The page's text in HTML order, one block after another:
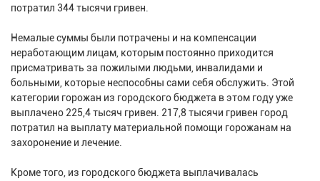
потратил 344 тысячи гривен.
Немалые суммы были потрачены и на компенсации
неработающим лицам, которым постоянно приходится
присматривать за пожилыми людьми, инвалидами и
больными, которые неспособны сами себя обслужить. Этой
категории горожан из городского бюджета в этом году уже
выплачено 225,4 тысяч гривен. 217,8 тысячи гривен город
потратил на выплату материальной помощи горожанам на
захоронение и лечение.
Кроме того, из городского бюджета выплачивалась